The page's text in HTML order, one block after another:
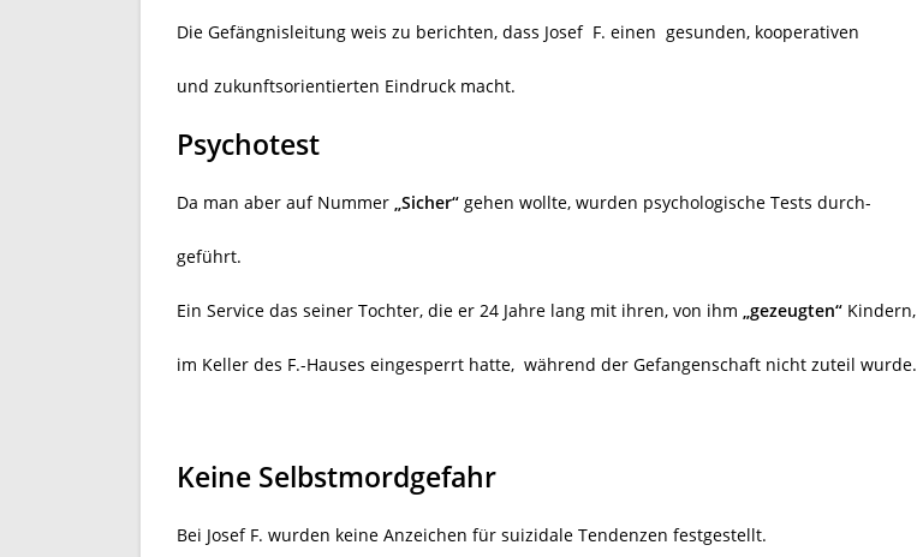
Die Gefängnisleitung weis zu berichten, dass Josef F. einen gesunden, kooperativen
und zukunftsorientierten Eindruck macht.
Psychotest
Da man aber auf Nummer „Sicher“ gehen wollte, wurden psychologische Tests durch-
geführt.
Ein Service das seiner Tochter, die er 24 Jahre lang mit ihren, von ihm „gezeugten“ Kindern,
im Keller des F.-Hauses eingesperrt hatte, während der Gefangenschaft nicht zuteil wurde.
Keine Selbstmordgefahr
Bei Josef F. wurden keine Anzeichen für suizidale Tendenzen festgestellt.